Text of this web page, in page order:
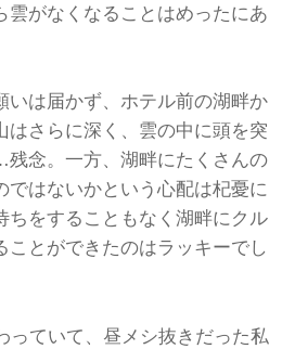
雲がなくなることはめったにあ
いは届かず、ホテル前の湖畔か
はさらに深く、雲の中に頭を突
念。一方、湖畔にたくさんの
ではないかという心配は杞憂に
ちをすることもなく湖畔にクル
ことができたのはラッキーでし
っていて、昼メシ抜きだった私